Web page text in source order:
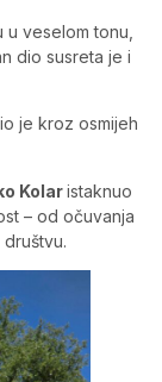
veselom tonu,
dio susreta je i
je kroz osmijeh
Kolaristaknuo
– od očuvanja